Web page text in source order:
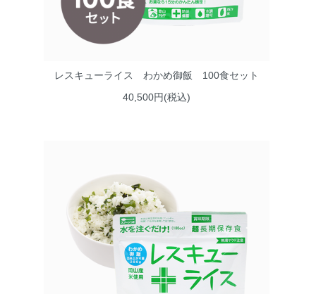
レスキューライス わかめ御飯 100食セット
40,500円(税込)